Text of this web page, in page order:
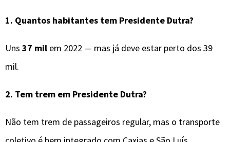
1. Quantos habitantes tem Presidente Dutra?
Uns 37 mil em 2022 — mas já deve estar perto dos 39
mil.
2. Tem trem em Presidente Dutra?
Não tem trem de passageiros regular, mas o transporte